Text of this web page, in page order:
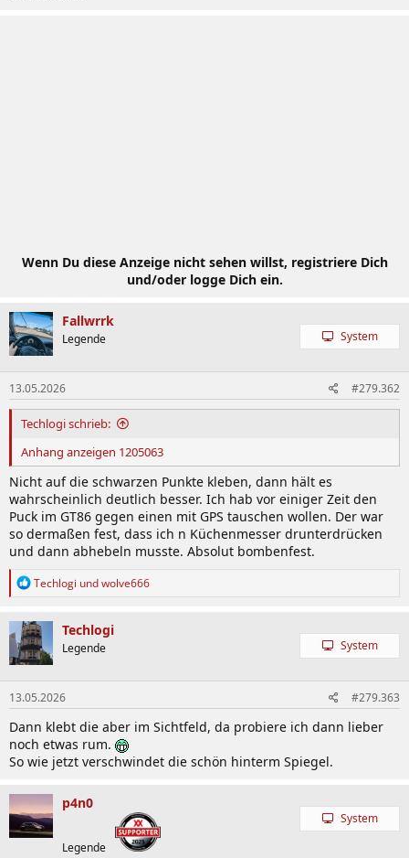
Wenn Du diese Anzeige nicht sehen willst, registriere Dich
und/oder logge Dich ein.
Fallwrrk
Legende System
13.05.2026 #279.362
Techlogi schrieb:
Anhang anzeigen 1205063
Nicht auf die schwarzen Punkte kleben, dann hält es
wahrscheinlich deutlich besser. Ich hab vor einiger Zeit den
Puck im GT86 gegen einen mit GPS tauschen wollen. Der war
so dermaßen fest, dass ich n Küchenmesser drunterdrücken
und dann abhebeln musste. Absolut bombenfest.
R
k
t
i
o
n
e
n
:
Techlogi undwolve666
Techlogi
Legende System
13.05.2026 #279.363
Dann klebt die aber im Sichtfeld, da probiere ich dann lieber
noch etwas rum.
So wie jetzt verschwindet die schön hinterm Spiegel.
p4n0
Legende
System